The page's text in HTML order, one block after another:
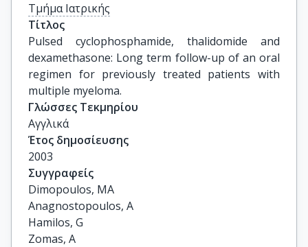
Τμήμα Ιατρικής
Τίτλος
Pulsed cyclophosphamide, thalidomide and
dexamethasone: Long term follow-up of an oral
regimen for previously treated patients with
multiple myeloma.
Γλώσσες Τεκμηρίου
Αγγλικά
Έτος δημοσίευσης
2003
Συγγραφείς
Dimopoulos, MA
Anagnostopoulos, A
Hamilos, G
Zomas, A